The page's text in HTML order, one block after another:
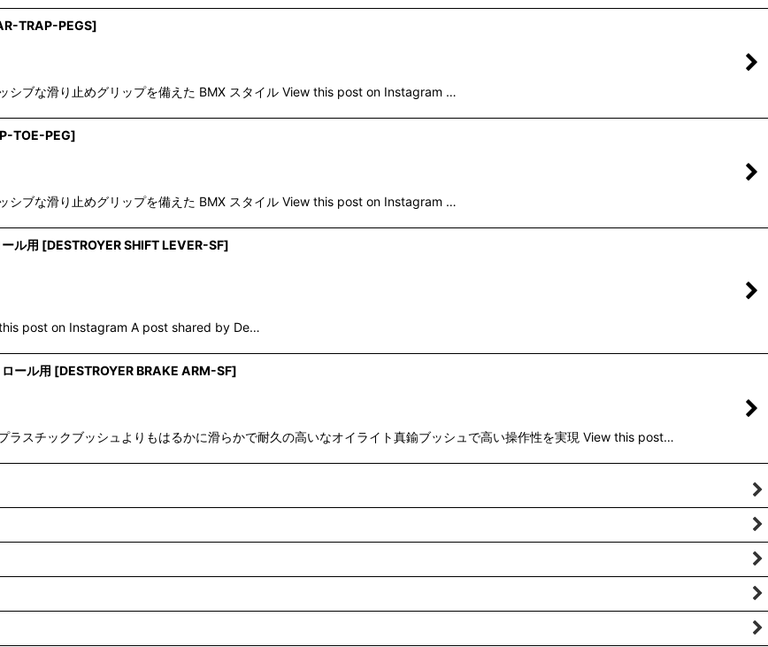
TRAP-PEGS]
シブな滑り止めグリップを備えた BMX スタイル View this post on Instagram …
TOE-PEG]
シブな滑り止めグリップを備えた BMX スタイル View this post on Instagram …
ル用 [DESTROYER SHIFT LEVER-SF]
post on Instagram A post shared by De…
ール用 [DESTROYER BRAKE ARM-SF]
スチックブッシュよりもはるかに滑らかで耐久の高いなオイライト真鍮ブッシュで高い操作性を実現 View this post…